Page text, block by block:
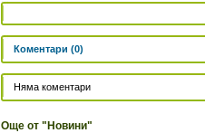
Коментари (0)
Няма коментари
Още от "Новини"